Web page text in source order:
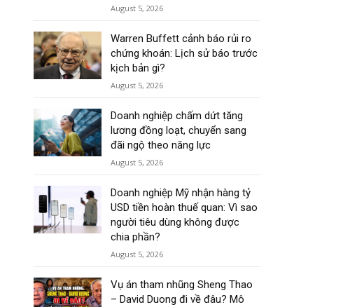
August 5, 2026
Warren Buffett cảnh báo rủi ro
chứng khoán: Lịch sử báo trước
kịch bản gì?
August 5, 2026
Doanh nghiệp chấm dứt tăng
lương đồng loạt, chuyển sang
đãi ngộ theo năng lực
August 5, 2026
Doanh nghiệp Mỹ nhận hàng tỷ
USD tiền hoàn thuế quan: Vì sao
người tiêu dùng không được
chia phần?
August 5, 2026
Vụ án tham nhũng Sheng Thao
– David Duong đi về đâu? Mô